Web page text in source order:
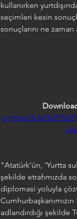
kullanırken
seçimleri kesin
sonuçlarını ne zaman
"Atatürk'ün, 'Yurtta
şekilde etrafımızda
diplomasi yoluyla
adlandırdığı şekilde